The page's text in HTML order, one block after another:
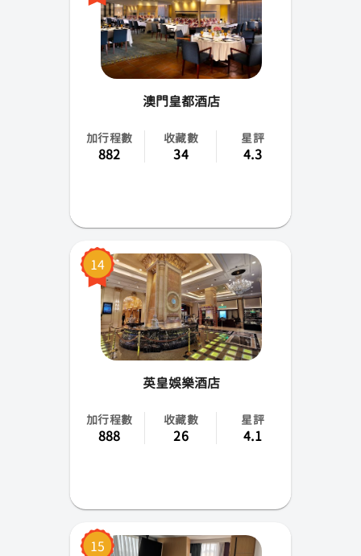
澳門皇都酒店
加行程數
882
收藏數
34
星評
4.3
14
英皇娛樂酒店
加行程數
888
收藏數
26
星評
4.1
15